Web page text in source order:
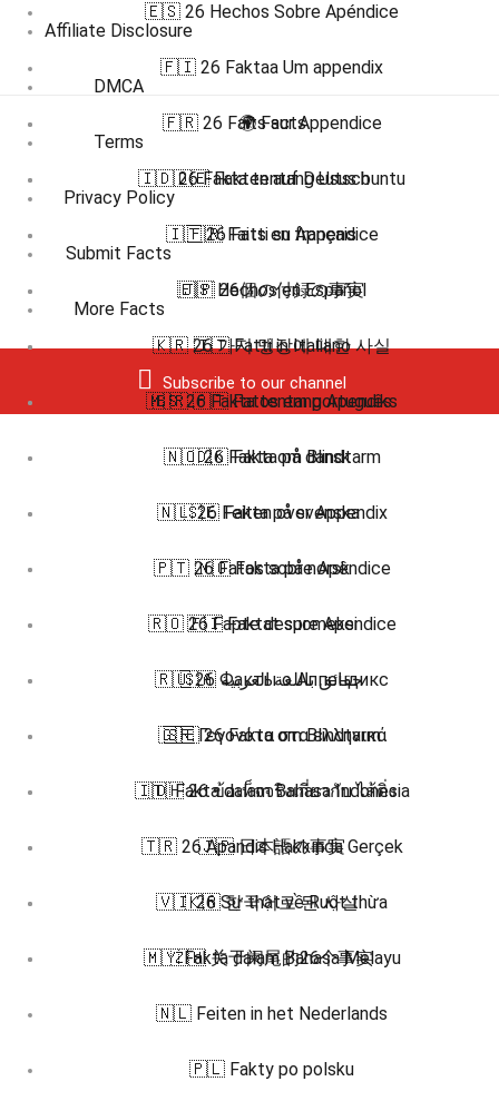
Affiliate Disclosure
DMCA
Terms
Privacy Policy
Submit Facts
More Facts
Subscribe to our channel
🇪🇸 26 Hechos Sobre Apéndice
🇫🇮 26 Faktaa Um appendix
🇫🇷 26 Faits sur Appendice
🇮🇩 26 Fakta tentang Usus buntu
🇮🇹 26 Fatti su Appendice
🇯🇵 26個の付録の事実
🇰🇷 26 가지 맹장에 대한 사실
🇲🇸 26 Fakta tentang Apendiks
🇳🇴 26 Fakta om Blindtarm
🇳🇱 26 Feiten over Appendix
🇵🇹 26 Fatos sobre Apêndice
🇷🇴 26 Fapte despre Apendice
🇷🇺 26 Факты о Аппендикс
🇸🇪 26 Fakta om Blindtarm
🇹🇭 26 ข้อเท็จจริงเกี่ยวกับ ไส้ติ่ง
🇹🇷 26 Apandis Hakkında Gerçek
🇻🇮 26 Sự thật về Ruột thừa
🇿🇭 关于阑尾的26个事实
🌍 Facts
🇩🇪 Fakten auf Deutsch
🇫🇷 Faits en français
🇪🇸 Hechos en Español
🇮🇹 Fatti in Italiano
🇧🇷 🇵🇹 Fatos em português
🇩🇰 Fakta på dansk
🇸🇪 Fakta på svenska
🇳🇴 Fakta på norsk
🇫🇮 Faktat suomeksi
🇸🇦 حقائق باللغة العربية
🇬🇷 Γεγονότα στα ελληνικά
🇮🇩 Fakta dalam Bahasa Indonesia
🇯🇵 日本語の事実
🇰🇷 한국어로 된 사실
🇲🇾 Fakta dalam Bahasa Melayu
🇳🇱 Feiten in het Nederlands
🇵🇱 Fakty po polsku